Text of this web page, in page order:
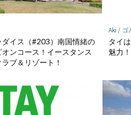
ダイス（#203）南国情緒の
ンコース！イースタンス
ブ＆リゾート！
Aki / ゴ
タイ
魅力